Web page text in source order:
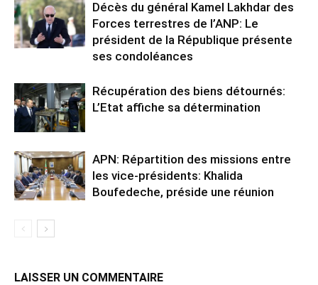
Décès du général Kamel Lakhdar des
Forces terrestres de l’ANP: Le
président de la République présente
ses condoléances
Récupération des biens détournés:
L’Etat affiche sa détermination
APN: Répartition des missions entre
les vice-présidents: Khalida
Boufedeche, préside une réunion
LAISSER UN COMMENTAIRE